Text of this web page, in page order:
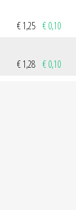
€ 1,25 € 0,10
€ 1,28 € 0,10